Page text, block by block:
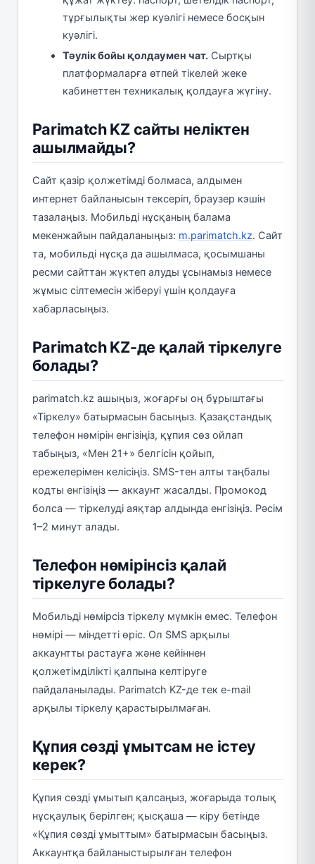
тұрғылықты жер куәлігі немесе босқын
куәлігі.
Тәулік бойы қолдаумен чат. Сыртқы
платформаларға өтпей тікелей жеке
кабинеттен техникалық қолдауға жүгіну.
Parimatch KZ сайты неліктен
ашылмайды?
Сайт қазір қолжетімді болмаса, алдымен
интернет байланысын тексеріп, браузер кэшін
тазалаңыз. Мобильді нұсқаның балама
мекенжайын пайдаланыңыз: m.parimatch.kz. Сайт
та, мобильді нұсқа да ашылмаса, қосымшаны
ресми сайттан жүктеп алуды ұсынамыз немесе
жұмыс сілтемесін жіберуі үшін қолдауға
хабарласыңыз.
Parimatch KZ-де қалай тіркелуге
болады?
parimatch.kz ашыңыз, жоғарғы оң бұрыштағы
«Тіркелу» батырмасын басыңыз. Қазақстандық
телефон нөмірін енгізіңіз, құпия сөз ойлап
табыңыз, «Мен 21+» белгісін қойып,
ережелерімен келісіңіз. SMS-тен алты таңбалы
кодты енгізіңіз — аккаунт жасалды. Промокод
болса — тіркелуді аяқтар алдында енгізіңіз. Рәсім
1–2 минут алады.
Телефон нөмірінсіз қалай
тіркелуге болады?
Мобильді нөмірсіз тіркелу мүмкін емес. Телефон
нөмірі — міндетті өріс. Ол SMS арқылы
аккаунтты растауға және кейіннен
қолжетімділікті қалпына келтіруге
пайдаланылады. Parimatch KZ-де тек e-mail
арқылы тіркелу қарастырылмаған.
Құпия сөзді ұмытсам не істеу
керек?
Құпия сөзді ұмытып қалсаңыз, жоғарыда толық
нұсқаулық берілген; қысқаша — кіру бетінде
«Құпия сөзді ұмыттым» батырмасын басыңыз.
Аккаунтқа байланыстырылған телефон